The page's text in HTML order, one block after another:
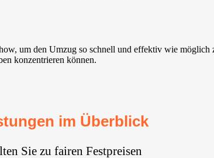
um den Umzug so schnell und effektiv wie möglich
konzentrieren können.
im Überblick
Sie zu fairen Festpreisen